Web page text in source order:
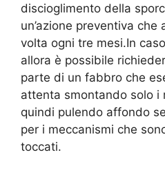
discioglimento della
un’azione preventiva che
volta ogni tre mesi.In
allora è possibile
parte di un fabbro che
attenta smontando solo i
quindi pulendo affondo
per i meccanismi che
toccati.